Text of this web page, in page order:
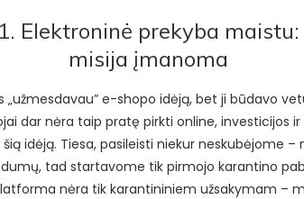
1. Elektroninė prekyba maistu:
misija įmanoma
„užmesdavau” e-shopo idėją, bet ji būdavo
dar nėra taip pratę pirkti online, investicijos
idėją. Tiesa, pasileisti niekur neskubėjome –
tad startavome tik pirmojo karantino
nėra tik karantininiem užsakymam –